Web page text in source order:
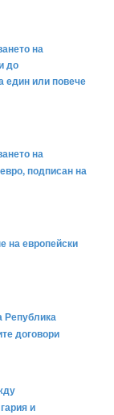
на
до
един или повече
на
подписан на
на европейски
Република
договори
и